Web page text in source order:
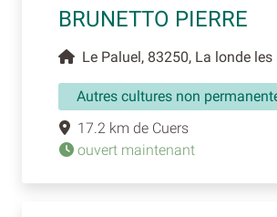
BRUNETTO PIERRE
Le Paluel, 83250, La londe
Autres cultures non
17.2 km de Cuers
ouvert maintenant